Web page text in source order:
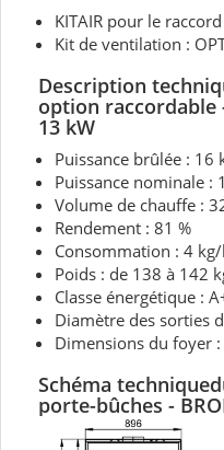
KITAIR pour le
Kit de ventilation :
Description
option raccordable
13 kW
Puissance brûlée : 16
Puissance nominale :
Volume de chauffe :
Rendement : 81 %
Consommation : 4
Poids : de 138 à 142
Classe énergétique :
Diamètre des sorties
Dimensions du foyer
Schéma
porte-bûches -